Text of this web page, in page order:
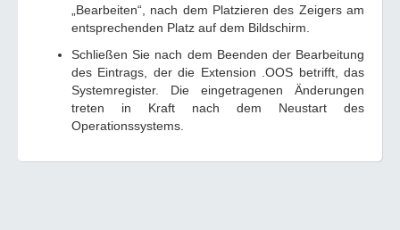
„Bearbeiten“, nach dem Platzieren des Zeigers am
entsprechenden Platz auf dem Bildschirm.
Schließen Sie nach dem Beenden der Bearbeitung
des Eintrags, der die Extension .OOS betrifft, das
Systemregister. Die eingetragenen Änderungen
treten in Kraft nach dem Neustart des
Operationssystems.